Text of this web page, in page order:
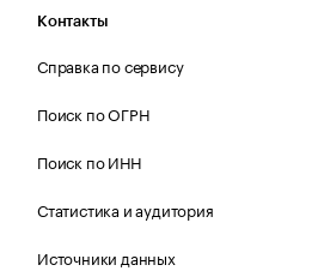
Контакты
Справка по сервису
Поиск по ОГРН
Поиск по ИНН
Статистика и аудитория
Источники данных